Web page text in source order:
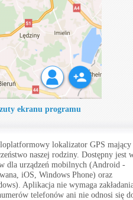
ekranu programu
lokalizator GPS mający
naszej rodziny. Dostępny jest
dla urządzeń mobilnych (Android -
iOS, Windows Phone) oraz
Aplikacja nie wymaga
telefonów ani nie odnosi się